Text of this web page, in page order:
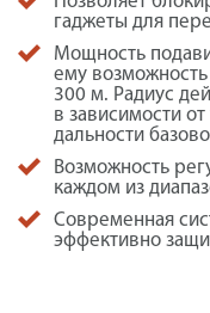
гаджеты для
Мощность
ему возможность
300 м. Радиус
в зависимости
дальности
Возможность
каждом из
Современная
эффективно